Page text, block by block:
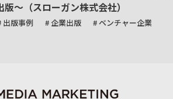
～（スローガン株式会社）
出版事例 # 企業出版 # ベンチャー企業